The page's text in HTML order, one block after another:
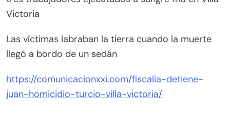
Victoria
Las víctimas labraban la tierra cuando la muerte
llegó a bordo de un sedán
https://comunicacionxxi.com/fiscalia-detiene-
juan-homicidio-turcio-villa-victoria/